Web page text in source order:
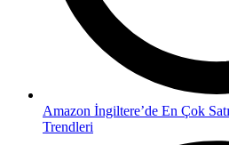
Amazon İngiltere’de En Çok
Trendleri